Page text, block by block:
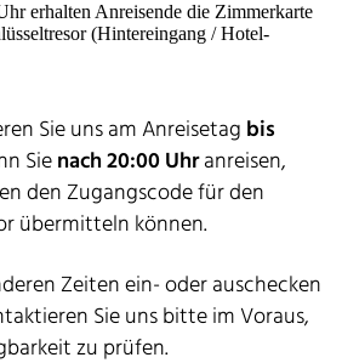
erhalten Anreisende die Zimmerkarte
(Hintereingang / Hotel-
Sie uns am Anreisetag bis
Sienach 20:00 Uhranreisen,
den Zugangscode für den
übermitteln können.
Zeiten ein- oder auschecken
Sie uns bitte im Voraus,
zu prüfen.